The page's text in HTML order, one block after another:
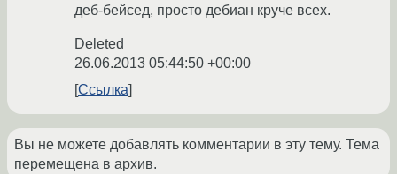
деб-бейсед, просто дебиан круче всех.
Deleted
26.06.2013 05:44:50 +00:00
Ссылка
Вы не можете добавлять комментарии в эту тему. Тема
перемещена в архив.